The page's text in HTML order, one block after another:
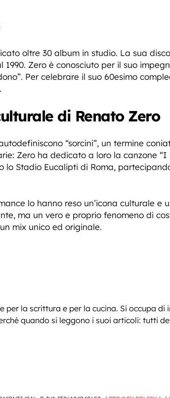
oltre 30 album in studio. La sua
Zero è conosciuto per il suo
Per celebrare il suo 60esimo
di Renato Zero
“sorcini”, un termine
Zero ha dedicato a loro la canzone
lo Stadio Eucalipti di Roma,
lo hanno reso un’icona culturale e
ma un vero e proprio fenomeno di
mix unico ed originale.
la scrittura e per la cucina. Si occupa
quando si leggono i suoi articoli: tutti